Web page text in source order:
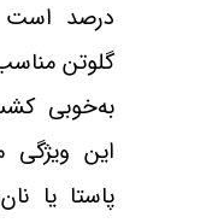
درصد است
گلوتن
به‌خوبی
این
پاستا یا